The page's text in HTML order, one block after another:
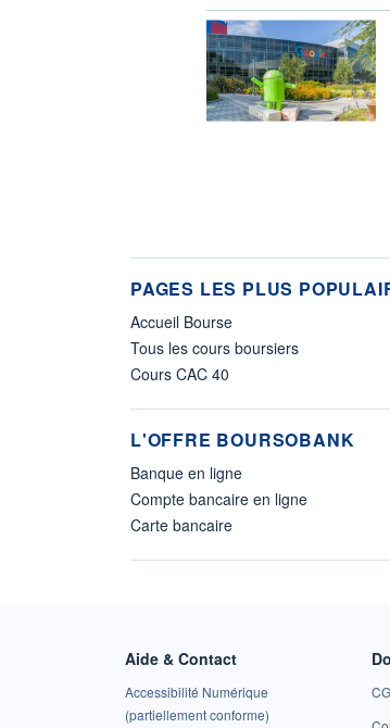
PAGES LES PLUS
Accueil Bourse
Tous les cours boursiers
Cours CAC 40
L'OFFRE BOURSOBANK
Banque en ligne
Compte bancaire en ligne
Carte bancaire
Aide & Contact
Accessibilité Numérique
(partiellement conforme)